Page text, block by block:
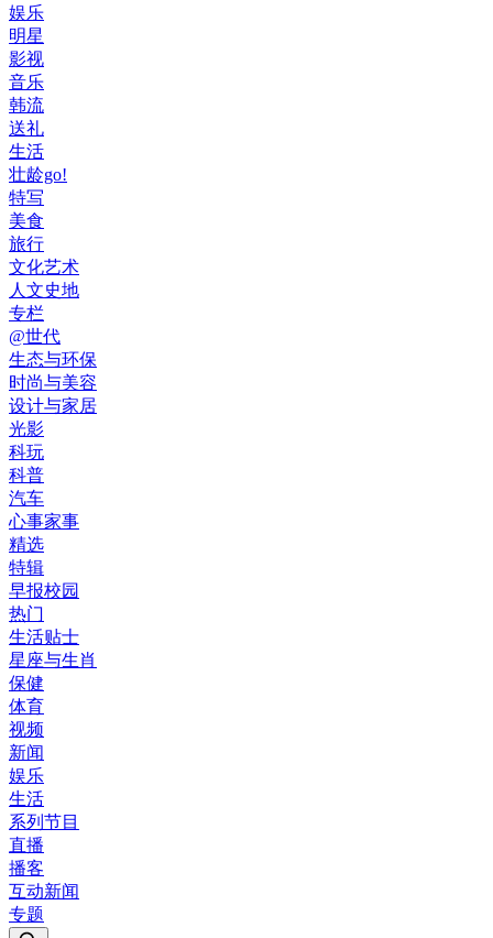
娱乐
明星
影视
音乐
韩流
送礼
生活
壮龄go!
特写
美食
旅行
文化艺术
人文史地
专栏
@世代
生态与环保
时尚与美容
设计与家居
光影
科玩
科普
汽车
心事家事
精选
特辑
早报校园
热门
生活贴士
星座与生肖
保健
体育
视频
新闻
娱乐
生活
系列节目
直播
播客
互动新闻
专题